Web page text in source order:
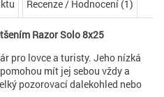
Recenze / Hodnocení (1)
Razor Solo 8x25
pro lovce a turisty. Jeho nízká
mít jej sebou vždy a
pozorovací dalekohled nebo